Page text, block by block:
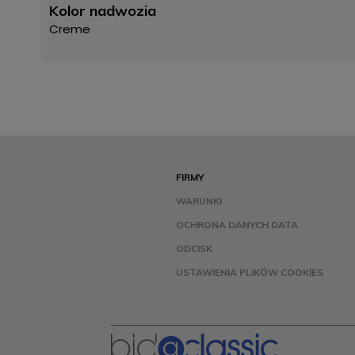
Kolor nadwozia
Creme
FIRMY
WARUNKI
OCHRONA DANYCH DATA
ODCISK
USTAWIENIA PLIKÓW COOKIES